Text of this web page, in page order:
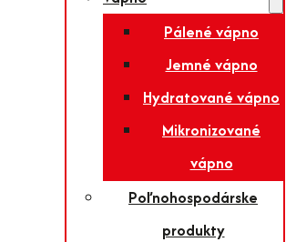
Pálené vápno
Jemné vápno
Hydratované vápno
Mikronizované
vápno
Poľnohospodárske
produkty